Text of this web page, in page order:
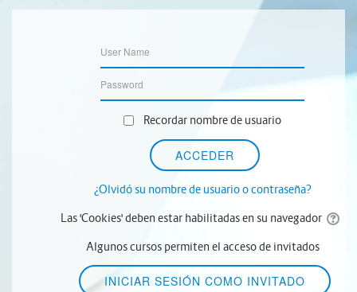
Recordar nombre de usuario
¿Olvidó su nombre de usuario o contraseña?
Las 'Cookies' deben estar habilitadas en su navegador
Algunos cursos permiten el acceso de invitados